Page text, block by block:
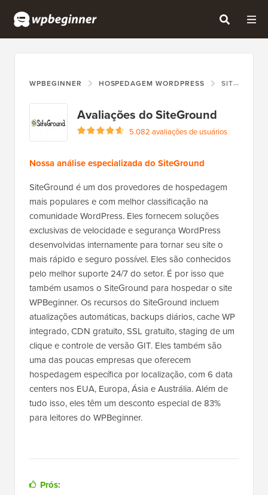
WPBEGINNER HOSPEDAGEM WORDPRESS SITEGROUND
Avaliações do SiteGround
5.082 avaliações de usuários
Nossa análise especializada do SiteGround
SiteGround é um dos provedores de hospedagem
mais populares e com melhor classificação na
comunidade WordPress. Eles fornecem soluções
exclusivas de velocidade e segurança WordPress
desenvolvidas internamente para tornar seu site o
mais rápido e seguro possível. Eles são conhecidos
pelo melhor suporte 24/7 do setor. É por isso que
também usamos o SiteGround para hospedar o site
WPBeginner. Os recursos do SiteGround incluem
atualizações automáticas, backups diários, cache WP
integrado, CDN gratuito, SSL gratuito, staging de um
clique e controle de versão GIT. Eles também são
uma das poucas empresas que oferecem
hospedagem específica por localização, com 6 data
centers nos EUA, Europa, Ásia e Austrália. Além de
tudo isso, eles têm um desconto especial de 83%
para leitores do WPBeginner.
Prós: